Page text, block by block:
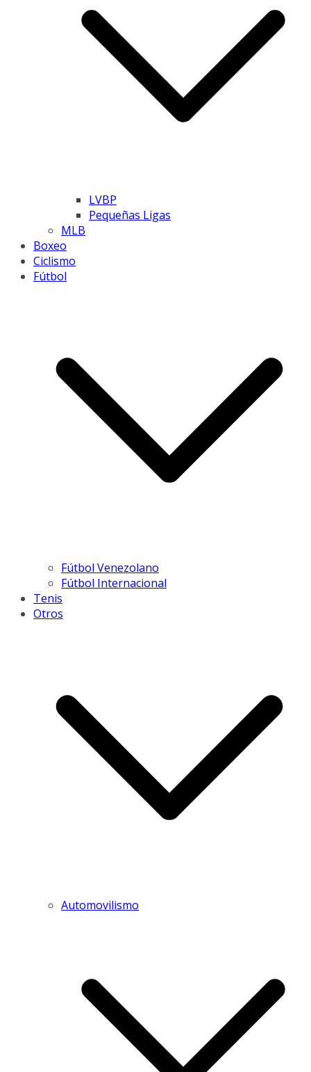
LVBP
Pequeñas Ligas
MLB
Boxeo
Ciclismo
Fútbol
Fútbol Venezolano
Fútbol Internacional
Tenis
Otros
Automovilismo